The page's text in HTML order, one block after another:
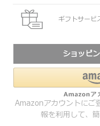
ギフトサービ
ショッピ
Amazonアカウントにご
報を利用して、